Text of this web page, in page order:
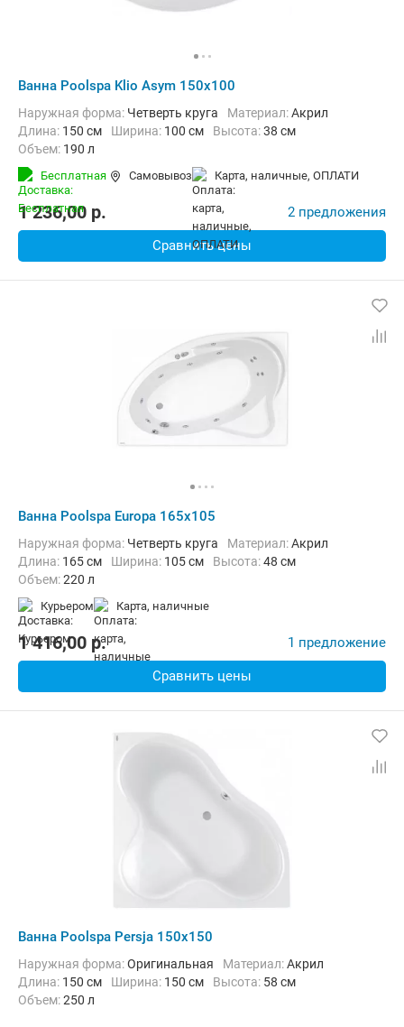
Ванна Poolspa Klio Asym 150x100
Наружная форма: Четверть круга Материал:Акрил
Длина: 150 см Ширина: 100 см Высота:38 см
Объем: 190 л
Бесплатная Самовывоз карта, наличные, ОПЛАТИ
1 236,00 p. 2 предложения
Сравнить цены
Ванна Poolspa Europa 165x105
Наружная форма: Четверть круга Материал:Акрил
Длина: 165 см Ширина: 105 см Высота:48 см
Объем:220 л
Курьером карта, наличные
1 416,00 p. 1 предложение
Сравнить цены
Ванна Poolspa Persja 150x150
Наружная форма:Оригинальная Материал:Акрил
Длина: 150 см Ширина: 150 см Высота: 58 см
Объем:250 л